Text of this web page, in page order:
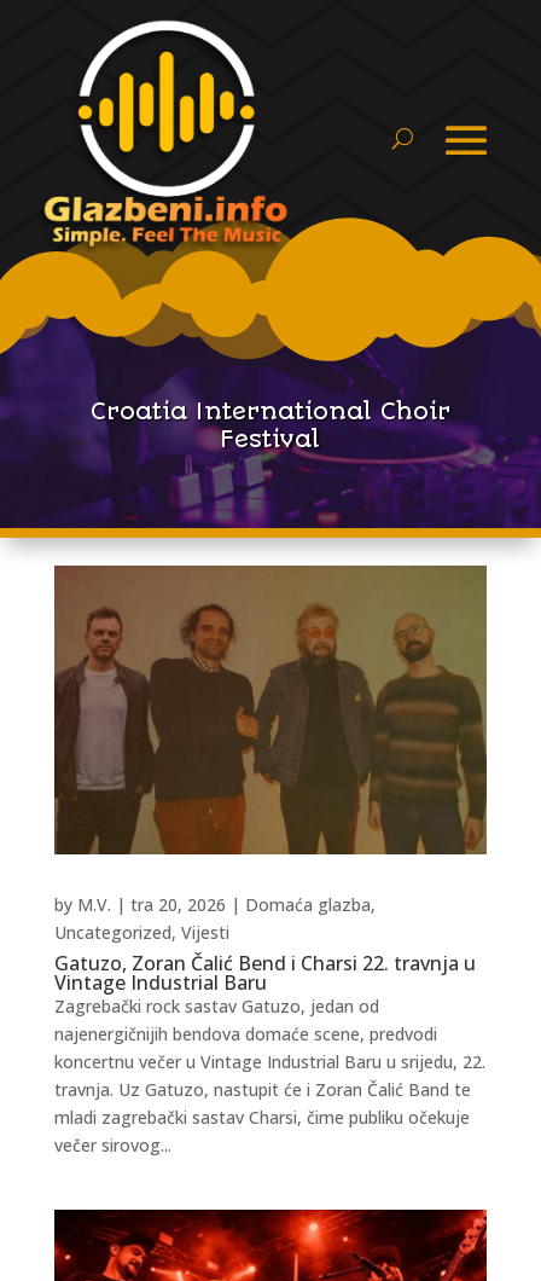
Croatia International Choir
Festival
Gatuzo, Zoran Čalić Bend i Charsi 22. travnja u
Vintage Industrial Baru
by M.V. | tra 20, 2026 | Domaća glazba,
Uncategorized, Vijesti
Zagrebački rock sastav Gatuzo, jedan od
najenergičnijih bendova domaće scene, predvodi
koncertnu večer u Vintage Industrial Baru u srijedu, 22.
travnja. Uz Gatuzo, nastupit će i Zoran Čalić Band te
mladi zagrebački sastav Charsi, čime publiku očekuje
večer sirovog...